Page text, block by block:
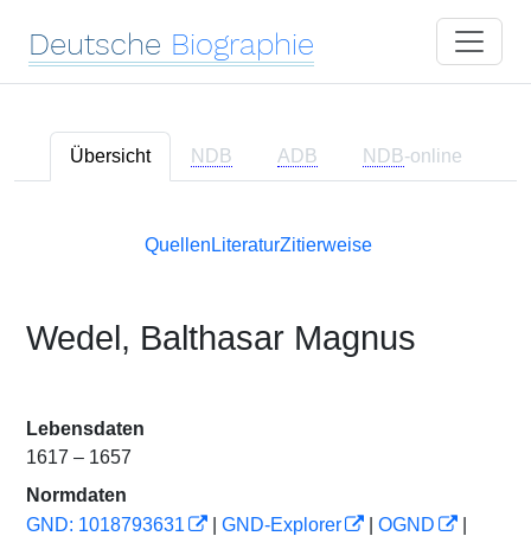
Deutsche Biographie
Übersicht NDB ADB NDB-online
Quellen LiteraturZitierweise
Wedel, Balthasar Magnus
Lebensdaten
1617 – 1657
Normdaten
GND: 1018793631
GND-Explorer OGND